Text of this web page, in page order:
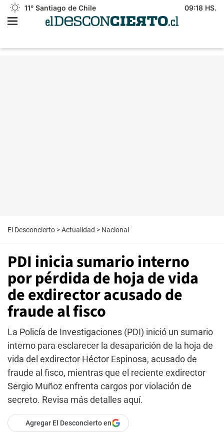
11° Santiago de Chile 09:18 HS.
El Desconcierto >Actualidad > Nacional
PDI inicia sumario interno
por pérdida de hoja de vida
de exdirector acusado de
fraude al fisco
La Policía de Investigaciones (PDI) inició un sumario
interno para esclarecer la desaparición de la hoja de
vida del exdirector Héctor Espinosa, acusado de
fraude al fisco, mientras que el reciente exdirector
Sergio Muñoz enfrenta cargos por violación de
secreto. Revisa más detalles aquí.
Agregar El Desconcierto en